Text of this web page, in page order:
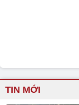
TIN MỚI